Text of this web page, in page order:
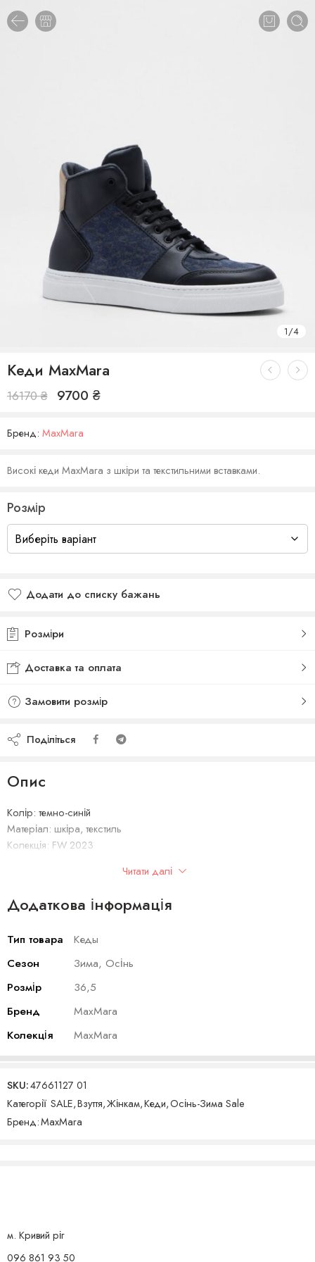
1/4
Кеди MaxMara
16170₴ 9700 ₴
Бренд: MaxMara
Високі кеди MaxMara з шкіри та текстильними вставками.
Розмір
Додати до списку бажань
Розміри
Доставка та оплата
Замовити розмір
Поділіться
Опис
Колір: темно-синій
Матеріал: шкіра, текстиль
Колекція: FW 2023
Читати далі
Додаткова інформація
Тип товара
Кеды
Сезон
Зима, Осінь
Розмір
36,5
Бренд
MaxMara
Колекція
MaxMara
SKU:47661127 01
Категорії SALE,Взуття,Жінкам,Кеди,Осінь-Зима Sale
Бренд:MaxMara
м. Кривий ріг
096 861 93 50